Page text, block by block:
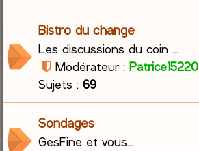
Bistro du change
Les discussions du coin ...
Modérateur : Patrice15220
Sujets :69
Sondages
GesFine et vous...